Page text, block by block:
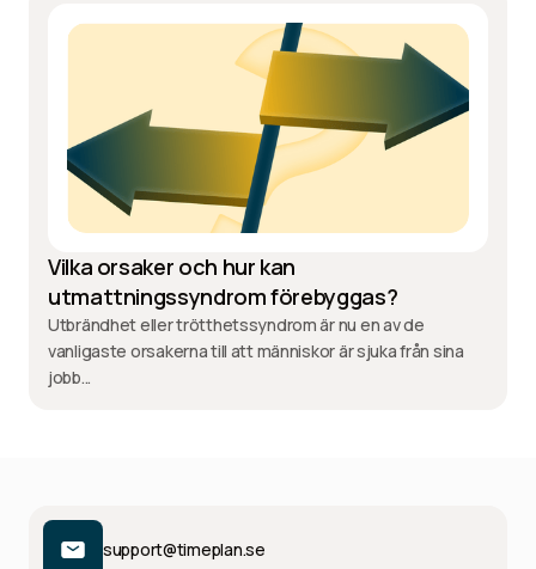
Vilka orsaker och hur kan
utmattningssyndrom förebyggas?
Utbrändhet eller trötthetssyndrom är nu en av de
vanligaste orsakerna till att människor är sjuka från sina
jobb...
support@timeplan.se